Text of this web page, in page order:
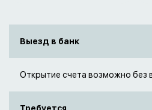
Выезд в банк
Открытие счета возможно без